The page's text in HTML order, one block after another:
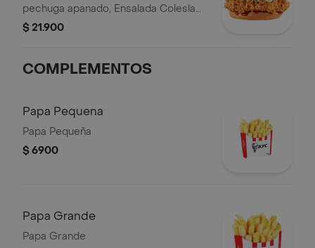
pechuga apanado, Ensalada Coleslaw,
BBQ y mantequilla)
$ 21.900
COMPLEMENTOS
Papa Pequena
Papa Pequeña
$ 6900
Papa Grande
Papa Grande